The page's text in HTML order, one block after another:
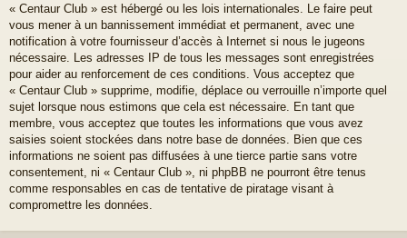
« Centaur Club » est hébergé ou les lois internationales. Le faire peut
vous mener à un bannissement immédiat et permanent, avec une
notification à votre fournisseur d’accès à Internet si nous le jugeons
nécessaire. Les adresses IP de tous les messages sont enregistrées
pour aider au renforcement de ces conditions. Vous acceptez que
« Centaur Club » supprime, modifie, déplace ou verrouille n’importe quel
sujet lorsque nous estimons que cela est nécessaire. En tant que
membre, vous acceptez que toutes les informations que vous avez
saisies soient stockées dans notre base de données. Bien que ces
informations ne soient pas diffusées à une tierce partie sans votre
consentement, ni « Centaur Club », ni phpBB ne pourront être tenus
comme responsables en cas de tentative de piratage visant à
compromettre les données.